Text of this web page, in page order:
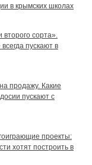
в крымских школах
сорта».
пускают в
продажу. Какие
пускают с
проекты:
хотят построить в